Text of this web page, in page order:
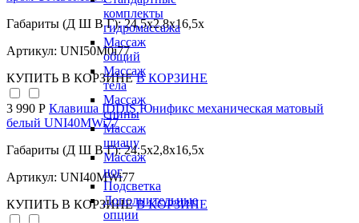
комплекты
гидромассажа
Массаж
общий
Массаж
тела
Массаж
спины
Массаж
шиацу
Массаж
ног
Подсветка
Дополнительные
опции
Габариты (Д Ш В Г): 24,5x2,8x16,5x
Артикул: UNI50M0i77
КУПИТЬ В КОРЗИНЕ В КОРЗИНЕ
3 990 Р Клавиша IDDIS Юнификс механическая матовый
белый UNI40MWi77
Габариты (Д Ш В Г): 24,5x2,8x16,5x
Артикул: UNI40MWi77
КУПИТЬ В КОРЗИНЕ В КОРЗИНЕ